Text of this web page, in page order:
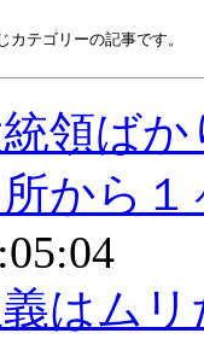
カテゴリーの記事です。
領ば
から１
はム